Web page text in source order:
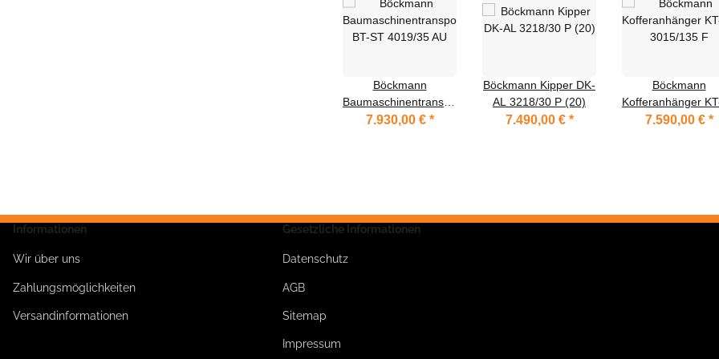
Böckmann
Baumaschinentransporter
BT-ST 4019/35 AU
7.930,00 € *
Böckmann Kipper DK-
AL 3218/30 P (20)
7.490,00 € *
Böckmann
Kofferanhänger
3015/135 F
7.590,00 € *
Informationen
Wir über uns
Zahlungsmöglichkeiten
Versandinformationen
Gesetzliche Informationen
Datenschutz
AGB
Sitemap
Impressum